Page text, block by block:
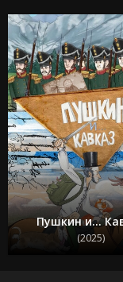
Пушкин и…
(2025)